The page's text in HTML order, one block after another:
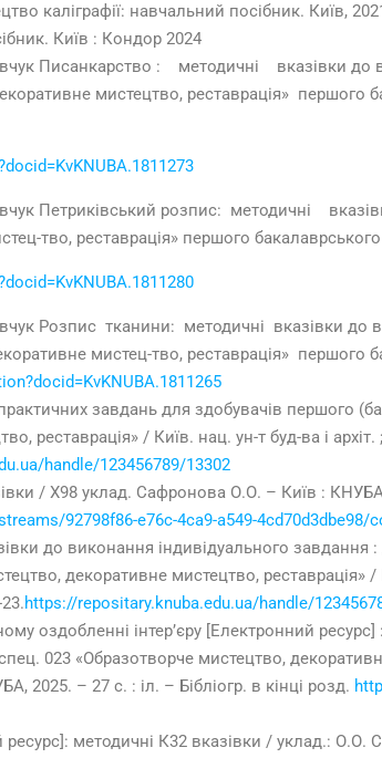
каліграфії: навчальний посібник. Київ,
Київ : Кондор 2024
Писанкарство : методичні вказівки до
мистецтво, реставрація»
Петриківський розпис: методичні
тво, реставрація» першого
Розпис тканини: методичні вказівки до
мистец-тво, реставрація»
завдань для здобувачів першого
реставрація» / Київ. нац. ун-т буд-ва і
handle/123456789/13302
/ Х98 уклад. Сафронова О.О. – Київ :
92798f86-e76c-4ca9-a549-4cd70d3dbe98/
до виконання індивідуального
декоративне мистецтво, реставрація»
https://repositary.knuba.edu.ua/handle/
оздобленні інтер’єру [Електронний
023 «Образотворче мистецтво,
2025. – 27 с. : іл. – Бібліогр. в кінці розд.
ресурс]: методичні К32 вказівки / уклад.: